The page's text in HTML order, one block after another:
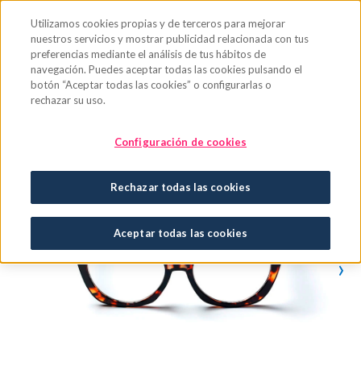
›
Utilizamos cookies propias y de terceros para mejorar
nuestros servicios y mostrar publicidad relacionada con tus
preferencias mediante el análisis de tus hábitos de
navegación. Puedes aceptar todas las cookies pulsando el
botón “Aceptar todas las cookies” o configurarlas o
rechazar su uso.
Configuración de cookies
Rechazar todas las cookies
Aceptar todas las cookies